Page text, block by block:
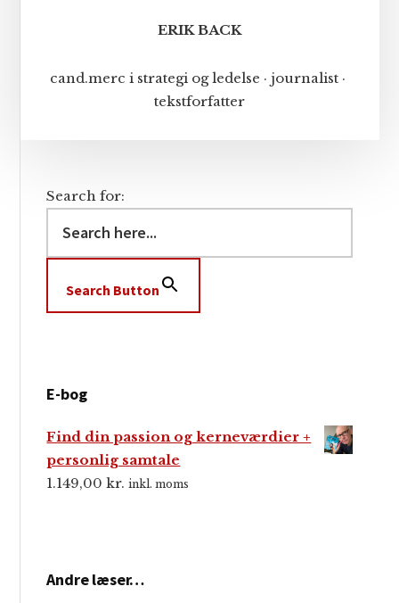
ERIK BACK
cand.merc i strategi og ledelse · journalist ·
tekstforfatter
Search for:
Search Button
E-bog
Find din passion og kerneværdier +
personlig samtale
1.149,00kr. inkl. moms
Andre læser…